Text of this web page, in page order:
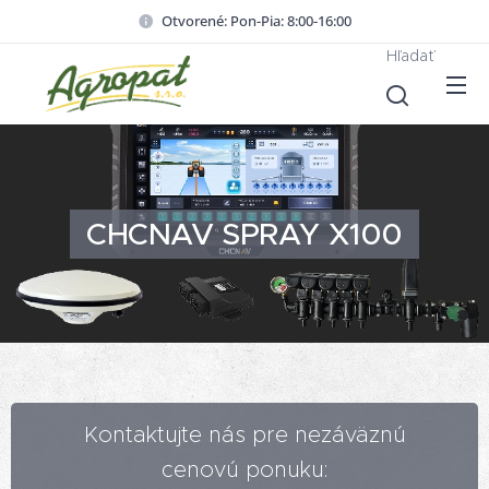
Otvorené: Pon-Pia: 8:00-16:00
Hľadať
CHCNAV SPRAY X100
Kontaktujte nás pre nezáväznú
cenovú ponuku: